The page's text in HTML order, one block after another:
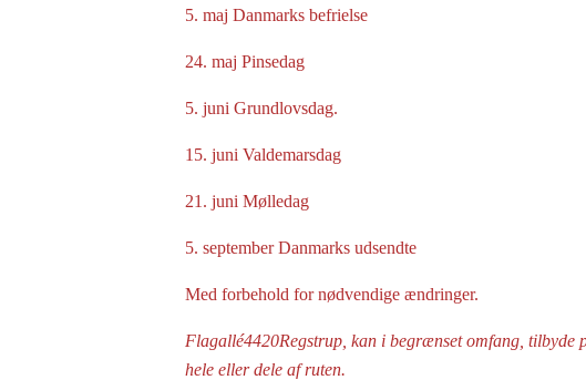
5. maj Danmarks befrielse
24. maj Pinsedag
5. juni Grundlovsdag.
15. juni Valdemarsdag
21. juni Mølledag
5. september Danmarks udsendte
Med forbehold for nødvendige ændringer.
Flagallé4420Regstrup, kan i begrænset omfang, tilbyde
hele eller dele af ruten.